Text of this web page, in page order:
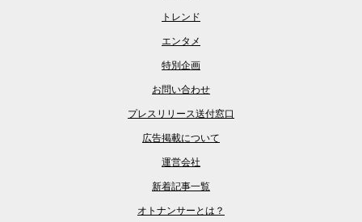
トレンド
エンタメ
特別企画
お問い合わせ
プレスリリース送付窓口
広告掲載について
運営会社
新着記事一覧
オトナンサーとは？